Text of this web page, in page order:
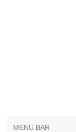
MENU BAR